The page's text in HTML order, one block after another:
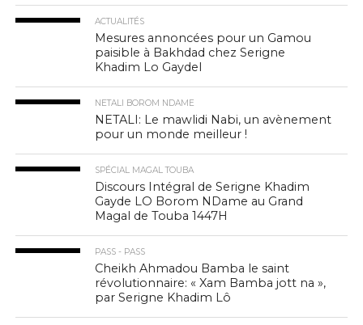
ACTUALITÉS
Mesures annoncées pour un Gamou
paisible à Bakhdad chez Serigne
Khadim Lo Gaydel
NETALI BOROM NDAME
NETALI: Le mawlidi Nabi, un avènement
pour un monde meilleur !
SPÉCIAL MAGAL TOUBA
Discours Intégral de Serigne Khadim
Gayde LO Borom NDame au Grand
Magal de Touba 1447H
PASS - PASS
Cheikh Ahmadou Bamba le saint
révolutionnaire: « Xam Bamba jott na »,
par Serigne Khadim Lô